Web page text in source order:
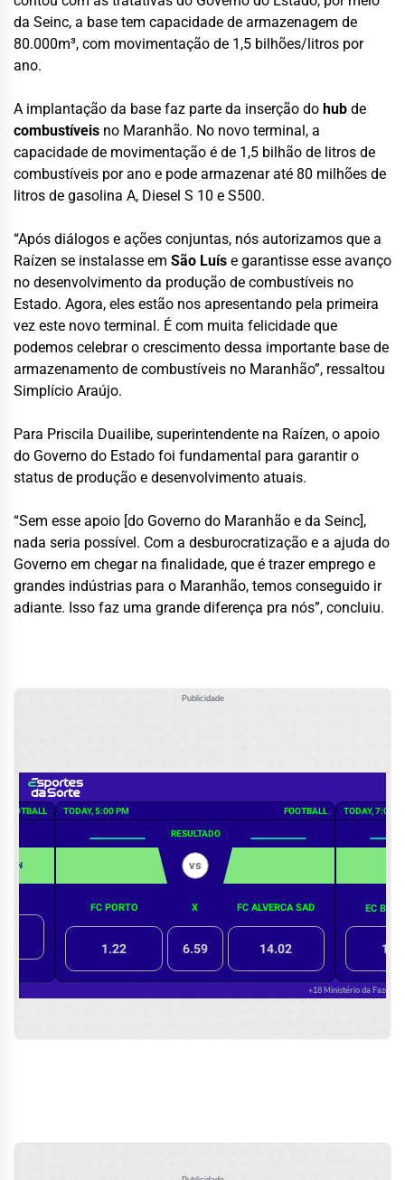
da Seinc, a base tem capacidade de armazenagem de
80.000m³, com movimentação de 1,5 bilhões/litros por
ano.
A implantação da base faz parte da inserção do hub de
combustíveis no Maranhão. No novo terminal, a
capacidade de movimentação é de 1,5 bilhão de litros de
combustíveis por ano e pode armazenar até 80 milhões de
litros de gasolina A, Diesel S 10 e S500.
“Após diálogos e ações conjuntas, nós autorizamos que a
Raízen se instalasse em São Luís e garantisse esse avanço
no desenvolvimento da produção de combustíveis no
Estado. Agora, eles estão nos apresentando pela primeira
vez este novo terminal. É com muita felicidade que
podemos celebrar o crescimento dessa importante base de
armazenamento de combustíveis no Maranhão”, ressaltou
Simplício Araújo.
Para Priscila Duailibe, superintendente na Raízen, o apoio
do Governo do Estado foi fundamental para garantir o
status de produção e desenvolvimento atuais.
“Sem esse apoio [do Governo do Maranhão e da Seinc],
nada seria possível. Com a desburocratização e a ajuda do
Governo em chegar na finalidade, que é trazer emprego e
grandes indústrias para o Maranhão, temos conseguido ir
adiante. Isso faz uma grande diferença pra nós”, concluiu.
Publicidade